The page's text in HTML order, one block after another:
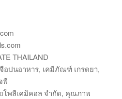
THAILAND
อปนอาหาร, เคมีภัณฑ์ เกรดยา,
พี
พลีเคมิคอล จำกัด, คุณภาพ